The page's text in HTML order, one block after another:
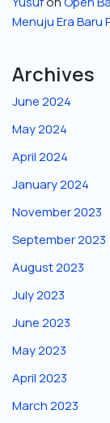
Menuju Era Baru
Archives
June 2024
May 2024
April 2024
January 2024
November 2023
September 2023
August 2023
July 2023
June 2023
May 2023
April 2023
March 2023